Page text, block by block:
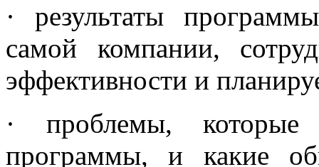
· результаты
самой компании,
эффективности и
· проблемы, которые
программы, и какие